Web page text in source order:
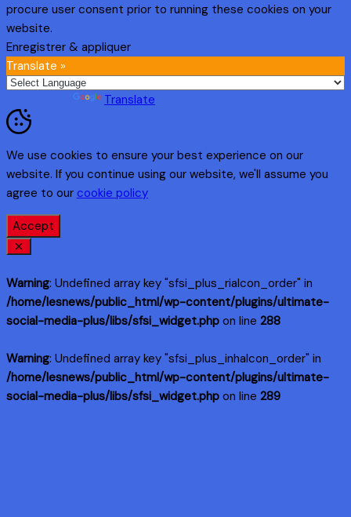
procure user consent prior to running these cookies on your
website.
Enregistrer & appliquer
Translate »
Translate
We use cookies to ensure your best experience on our
website. If you continue using our website, we'll assume you
agree to our cookie policy
Accept
Warning: Undefined array key "sfsi_plus_riaIcon_order" in
/home/lesnews/public_html/wp-content/plugins/ultimate-
social-media-plus/libs/sfsi_widget.php on line 288
Warning: Undefined array key "sfsi_plus_inhaIcon_order" in
/home/lesnews/public_html/wp-content/plugins/ultimate-
social-media-plus/libs/sfsi_widget.php on line 289